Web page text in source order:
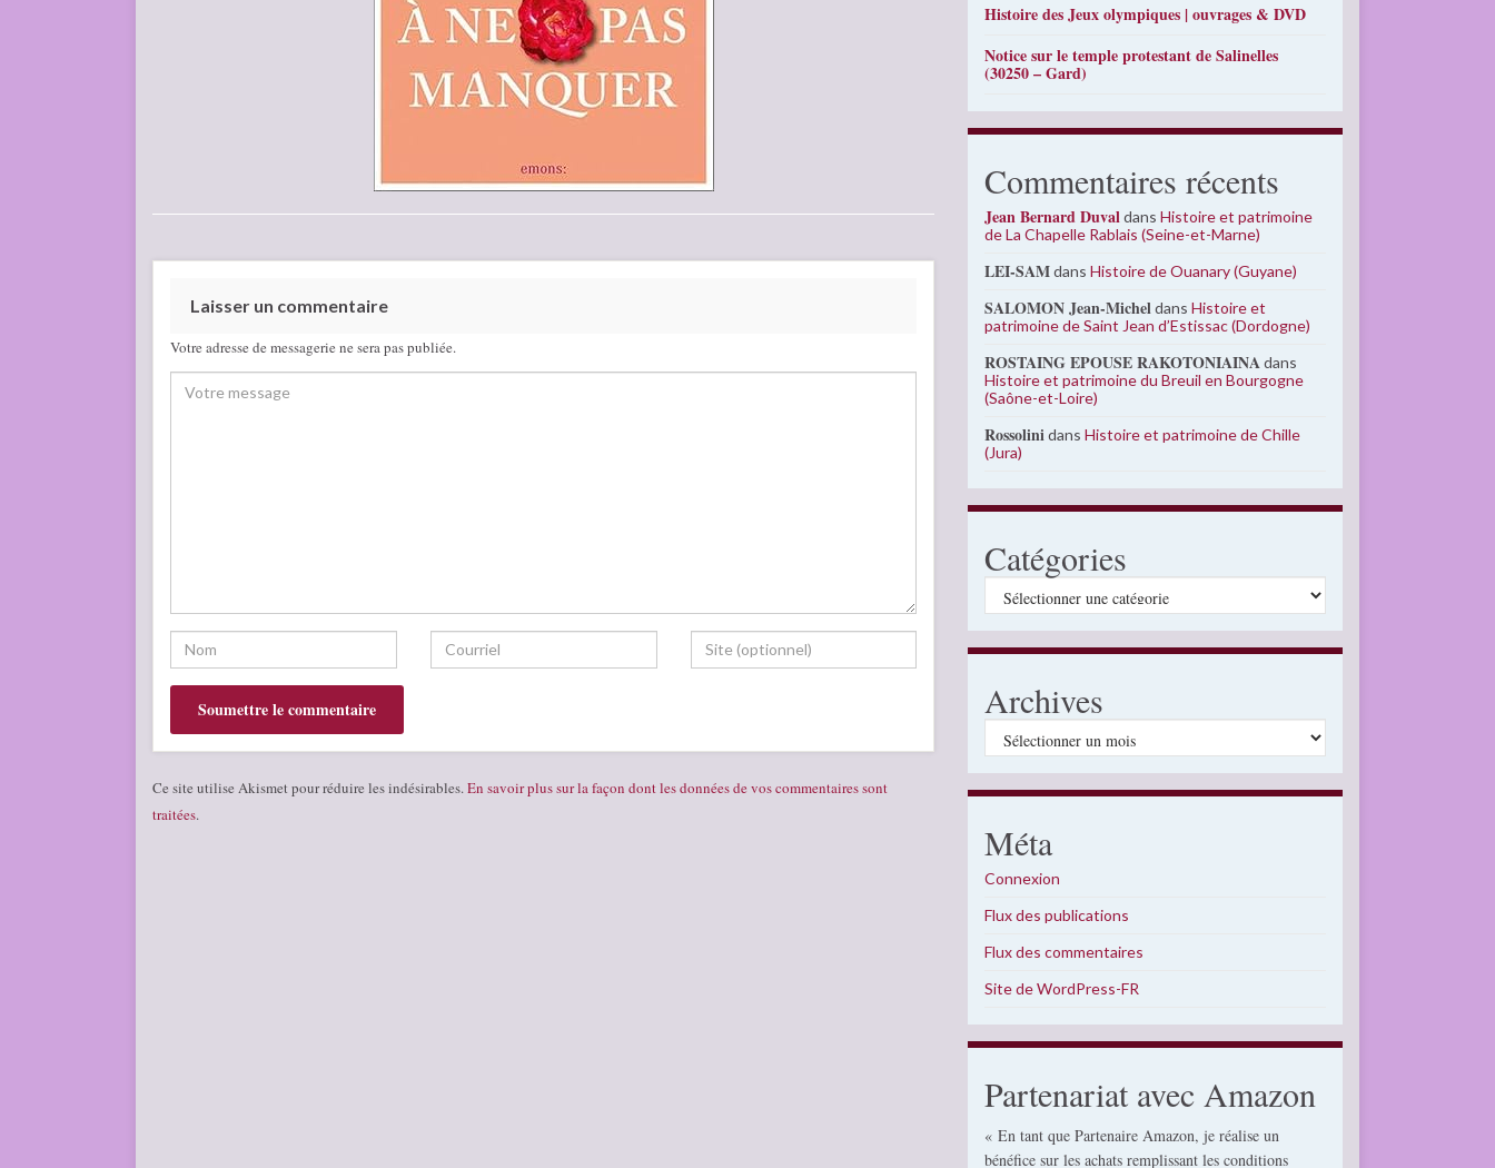
Laisser un commentaire
Votre adresse de messagerie ne sera pas publiée.
Ce site utilise Akismet pour réduire les indésirables. En savoir plus sur la façon dont les données de vos commentaires sont
traitées.
Histoire des Jeux olympiques | ouvrages & DVD
Notice sur le temple protestant de Salinelles
(30250 – Gard)
Commentaires récents
Jean Bernard DuvaldansHistoire et patrimoine
de La Chapelle Rablais (Seine-et-Marne)
LEI-SAMdansHistoire de Ouanary (Guyane)
SALOMON Jean-MicheldansHistoire et
patrimoine de Saint Jean d’Estissac (Dordogne)
ROSTAING EPOUSE RAKOTONIAINAdans
Histoire et patrimoine du Breuil en Bourgogne
(Saône-et-Loire)
RossolinidansHistoire et patrimoine de Chille
(Jura)
Catégories
Catégories
Archives
Archives
Méta
Connexion
Flux des publications
Flux des commentaires
Site de WordPress-FR
Partenariat avec Amazon
« En tant que Partenaire Amazon, je réalise un
bénéfice sur les achats remplissant les conditions